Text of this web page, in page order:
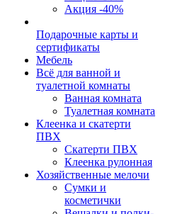
Акция -40%
Подарочные карты и
сертификаты
Мебель
Всё для ванной и
туалетной комнаты
Ванная комната
Туалетная комната
Клеенка и скатерти
ПВХ
Скатерти ПВХ
Клеенка рулонная
Хозяйственные мелочи
Сумки и
косметички